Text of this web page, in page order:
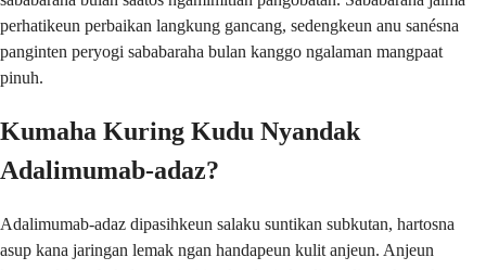
perhatikeun perbaikan langkung gancang, sedengkeun anu sanésna
panginten peryogi sababaraha bulan kanggo ngalaman mangpaat
pinuh.
Kumaha Kuring Kudu Nyandak
Adalimumab-adaz?
Adalimumab-adaz dipasihkeun salaku suntikan subkutan, hartosna
asup kana jaringan lemak ngan handapeun kulit anjeun. Anjeun